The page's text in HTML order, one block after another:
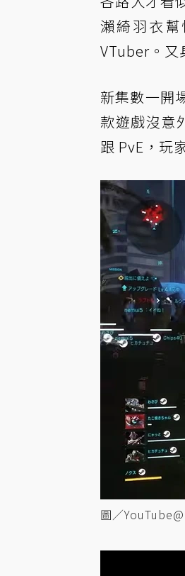
瀨綺羽衣
VTuber。又
新集數一開
款遊戲沒意
跟 PvE，玩
圖／